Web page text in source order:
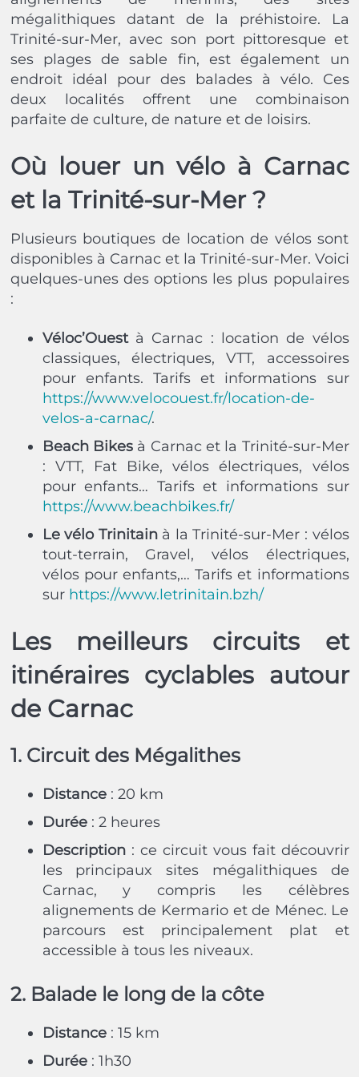
mégalithiques datant de la préhistoire. La
Trinité-sur-Mer, avec son port pittoresque et
ses plages de sable fin, est également un
endroit idéal pour des balades à vélo. Ces
deux localités offrent une combinaison
parfaite de culture, de nature et de loisirs.
Où louer un vélo à Carnac
et la Trinité-sur-Mer ?
Plusieurs boutiques de location de vélos sont
disponibles à Carnac et la Trinité-sur-Mer. Voici
quelques-unes des options les plus populaires
:
Véloc’Ouestà Carnac : location de vélos
classiques, électriques, VTT, accessoires
pour enfants. Tarifs et informations sur
https://www.velocouest.fr/location-de-
velos-a-carnac/.
Beach Bikesà Carnac et la Trinité-sur-Mer
: VTT, Fat Bike, vélos électriques, vélos
pour enfants… Tarifs et informations sur
https://www.beachbikes.fr/
Le vélo Trinitainà la Trinité-sur-Mer : vélos
tout-terrain, Gravel, vélos électriques,
vélos pour enfants,… Tarifs et informations
sur https://www.letrinitain.bzh/
Les meilleurs circuits et
itinéraires cyclables autour
de Carnac
1. Circuit des Mégalithes
Distance: 20 km
Durée: 2 heures
Description: ce circuit vous fait découvrir
les principaux sites mégalithiques de
Carnac, y compris les célèbres
alignements de Kermario et de Ménec. Le
parcours est principalement plat et
accessible à tous les niveaux.
2. Balade le long de la côte
Distance: 15 km
Durée: 1h30